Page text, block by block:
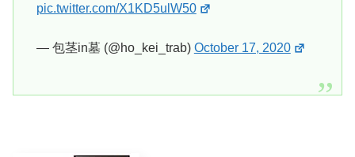
pic.twitter.com/X1KD5ulW50
— 包茎in墓 (@ho_kei_trab) October 17, 2020